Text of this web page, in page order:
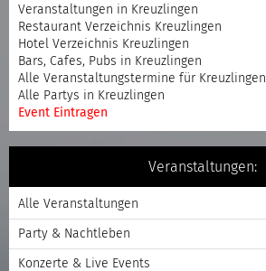
Veranstaltungen in Kreuzlingen
Restaurant Verzeichnis Kreuzlingen
Hotel Verzeichnis Kreuzlingen
Bars, Cafes, Pubs in Kreuzlingen
Alle Veranstaltungstermine für Kreuzlingen
Alle Partys in Kreuzlingen
Event Eintragen
Veranstaltungen:
Alle Veranstaltungen
Party & Nachtleben
Konzerte & Live Events